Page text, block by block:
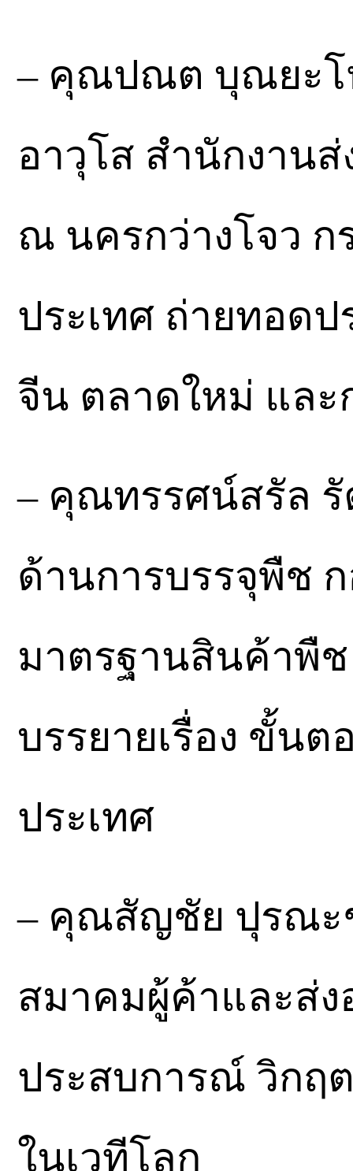
– คุณปณต บุณยะโ
อาวุโส สำนักงานส่
ณ นครกว่างโจว ก
ประเทศ ถ่ายทอด
จีน ตลาดใหม่ แล
– คุณทรรศน์สรัล
ด้านการบรรจุพืช
มาตรฐานสินค้าพืช
บรรยายเรื่อง ขั้นต
ประเทศ
– คุณสัญชัย ปุรณะ
สมาคมผู้ค้าและส่ง
ประสบการณ์ วิกฤ
ในเวทีโลก